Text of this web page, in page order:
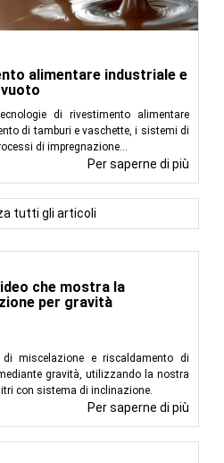
che mostra la
per gravità
miscelazione e riscaldamento di
gravità, utilizzando la nostra
con sistema di inclinazione.
Per saperne di più
alimentare industriale e
di rivestimento alimentare
di tamburi e vaschette, i sistemi di
di impregnazione...
Per saperne di più
tutti gli articoli